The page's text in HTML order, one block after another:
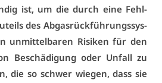
ist, um die durch ei­ne Fehl­
des Ab­gas­rück­füh­rungs­sys­
un­mit­tel­ba­ren Ri­si­ken für den
Be­schä­di­gung oder Un­fall zu
die so schwer wie­gen, dass sie